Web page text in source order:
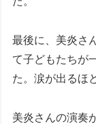
最後に、美炎さ
て子どもたちが
た。涙が出るほ
美炎さんの演奏